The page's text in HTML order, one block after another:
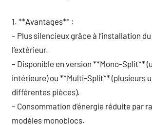
1. **Avantages** :
– Plus silencieux grâce à l’installation
l’extérieur.
– Disponible en version **Mono-Split**
intérieure) ou **Multi-Split** (plusieurs
différentes pièces).
– Consommation d’énergie réduite par
modèles monoblocs.